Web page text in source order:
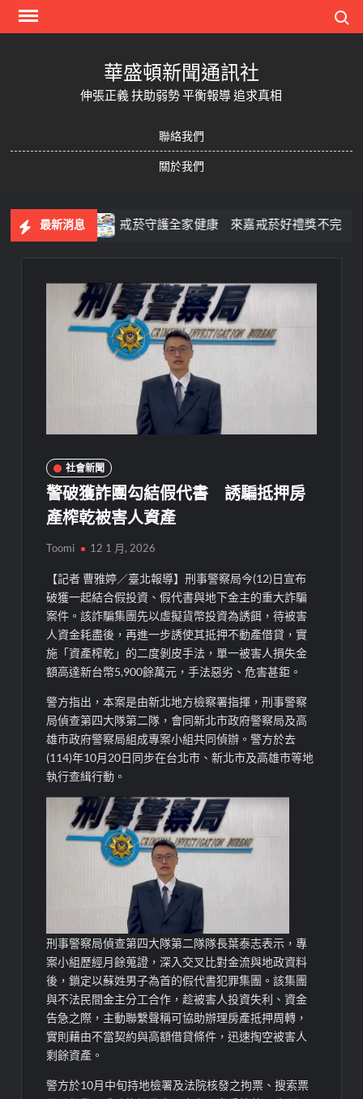
Skip
華盛頓新聞通訊社
伸張正義 扶助弱勢 平衡報導 追求真相
聯絡我們
關於我們
最新消息
次玩 戒菸守護全家健康 來嘉戒菸好禮獎不完
社會新聞
警破獲詐團勾結假代書 誘騙抵押房
產榨乾被害人資產
Toomi 12 1 月, 2026
【記者 曹雅婷／臺北報導】刑事警察局今(12)日宣布
破獲一起結合假投資、假代書與地下金主的重大詐騙
案件。該詐騙集團先以虛擬貨幣投資為誘餌，待被害
人資金耗盡後，再進一步誘使其抵押不動產借貸，實
施「資產榨乾」的二度剝皮手法，單一被害人損失金
額高達新台幣5,900餘萬元，手法惡劣、危害甚鉅。
警方指出，本案是由新北地方檢察署指揮，刑事警察
局偵查第四大隊第二隊，會同新北市政府警察局及高
雄市政府警察局組成專案小組共同偵辦。警方於去
(114)年10月20日同步在台北市、新北市及高雄市等地
執行查緝行動。
刑事警察局偵查第四大隊第二隊隊長葉泰志表示，專
案小組歷經月餘蒐證，深入交叉比對金流與地政資料
後，鎖定以蘇姓男子為首的假代書犯罪集團。該集團
與不法民間金主分工合作，趁被害人投資失利、資金
告急之際，主動聯繫聲稱可協助辦理房產抵押周轉，
實則藉由不當契約與高額借貸條件，迅速掏空被害人
剩餘資產。
警方於10月中旬持地檢署及法院核發之拘票、搜索票